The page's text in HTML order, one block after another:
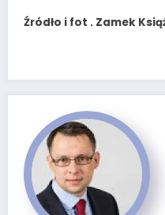
Źródło i fot . Zamek